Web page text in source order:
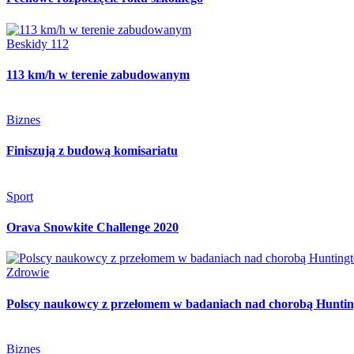
Beskidy 112
113 km/h w terenie zabudowanym
Biznes
Finiszują z budową komisariatu
Sport
Orava Snowkite Challenge 2020
Zdrowie
Polscy naukowcy z przełomem w badaniach nad chorobą
Biznes